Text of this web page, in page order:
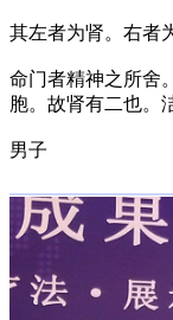
其左者为肾。右者
命门者精神之所舍
胞。故肾有二也。
男子